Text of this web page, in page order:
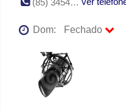
Dom:
Fechado
09:00 - 18:00
09:00 - 18:00
09:00 - 18:00